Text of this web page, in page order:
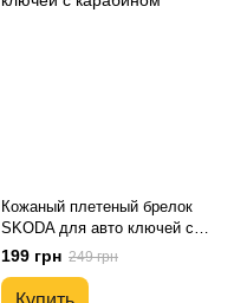
Кожаный плетеный брелок
SKODA для авто ключей с
карабином
199 грн 249 грн